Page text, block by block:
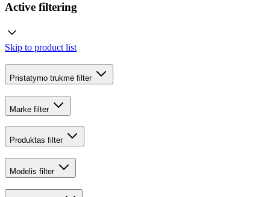
Active filtering
Skip to product list
Pristatymo trukmė filter
Marke filter
Produktas filter
Modelis filter